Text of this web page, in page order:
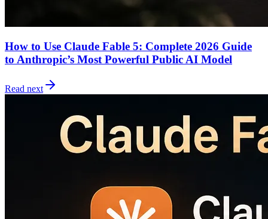
How to Use Claude Fable 5: Complete 2026 Guide
to Anthropic’s Most Powerful Public AI Model
Read next